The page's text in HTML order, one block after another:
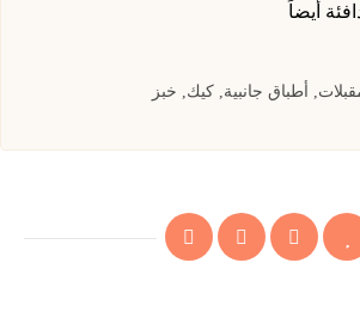
أيضاً
أطباق جانبية, كيك, خبز